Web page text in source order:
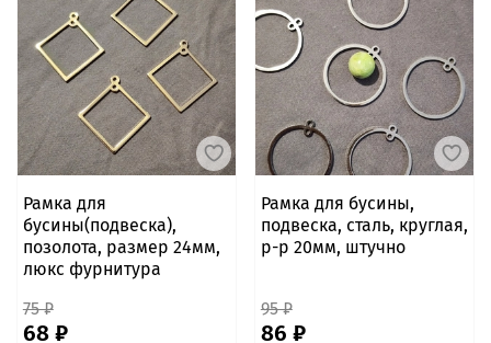
Рамка для
бусины(подвеска),
позолота, размер 24мм,
люкс фурнитура
75 ₽
68 ₽
Рамка для бусины,
подвеска, сталь, круглая,
р-р 20мм, штучно
95 ₽
86 ₽